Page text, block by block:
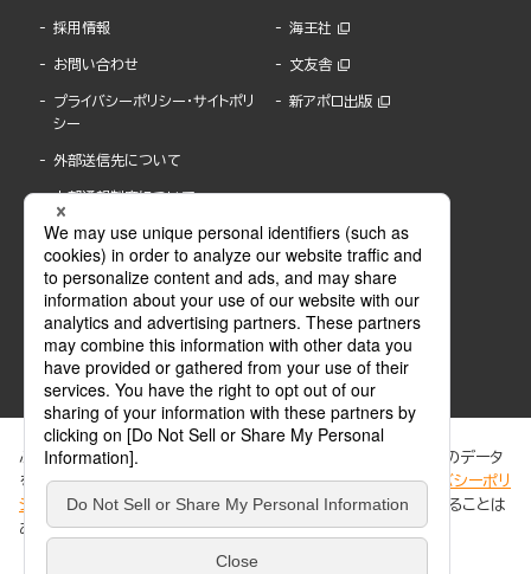
採用情報
お問い合わせ
プライバシーポリシー・サイトポリ
シー
外部送信先について
内部通報制度について
海王社
文友舎
新アポロ出版
ABJマークは、この電子書店・電子書籍配信サービスが、著作権者からコンテンツ使用許諾を
得た正規版配信サービスであることを示す登録商標(登録番号 第6091713号)です。
ABJマークの詳細、ABJマークを掲示しているサービスの一覧はこちら。
ぶんか社が運営するサイトでは、利便性向上のためにCookie等のデータ
を使用しています。 当社のCookieについての詳細は、「プライバシーポリ
シー
」をご覧ください。当サイトでは、訪問者の個人情報を追跡することは
ありません。